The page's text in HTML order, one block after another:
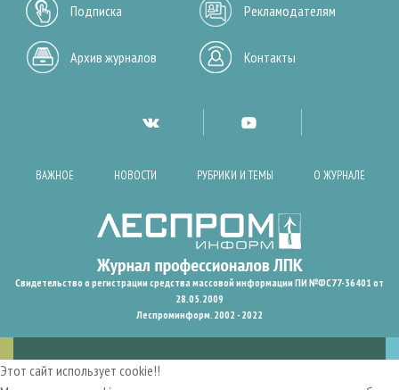
Подписка Рекламодателям
Архив журналов Контакты
ВАЖНОЕ НОВОСТИ РУБРИКИ И ТЕМЫ О ЖУРНАЛЕ
Свидетельство о регистрации средства массовой информации ПИ №ФС77-36401 от
28.05.2009
Леспроминформ. 2002 - 2022
Этот сайт использует cookie!!